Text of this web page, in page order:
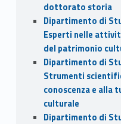
dottorato storia
Dipartimento di
Esperti nelle
del patrimonio
Dipartimento di
Strumenti
conoscenza e alla
culturale
Dipartimento di